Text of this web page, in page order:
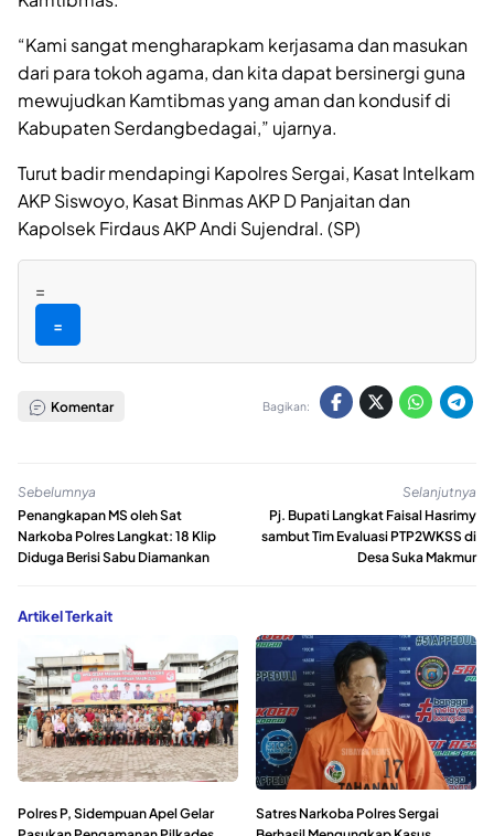
“Kami sangat mengharapkam kerjasama dan masukan
dari para tokoh agama, dan kita dapat bersinergi guna
mewujudkan Kamtibmas yang aman dan kondusif di
Kabupaten Serdangbedagai,” ujarnya.
Turut badir mendapingi Kapolres Sergai, Kasat Intelkam
AKP Siswoyo, Kasat Binmas AKP D Panjaitan dan
Kapolsek Firdaus AKP Andi Sujendral. (SP)
=
=
Komentar Bagikan:
Sebelumnya
Penangkapan MS oleh Sat
Narkoba Polres Langkat: 18 Klip
Diduga Berisi Sabu Diamankan
Selanjutnya
Pj. Bupati Langkat Faisal Hasrimy
sambut Tim Evaluasi PTP2WKSS di
Desa Suka Makmur
Artikel Terkait
Polres P, Sidempuan Apel Gelar
Satres Narkoba Polres Sergai